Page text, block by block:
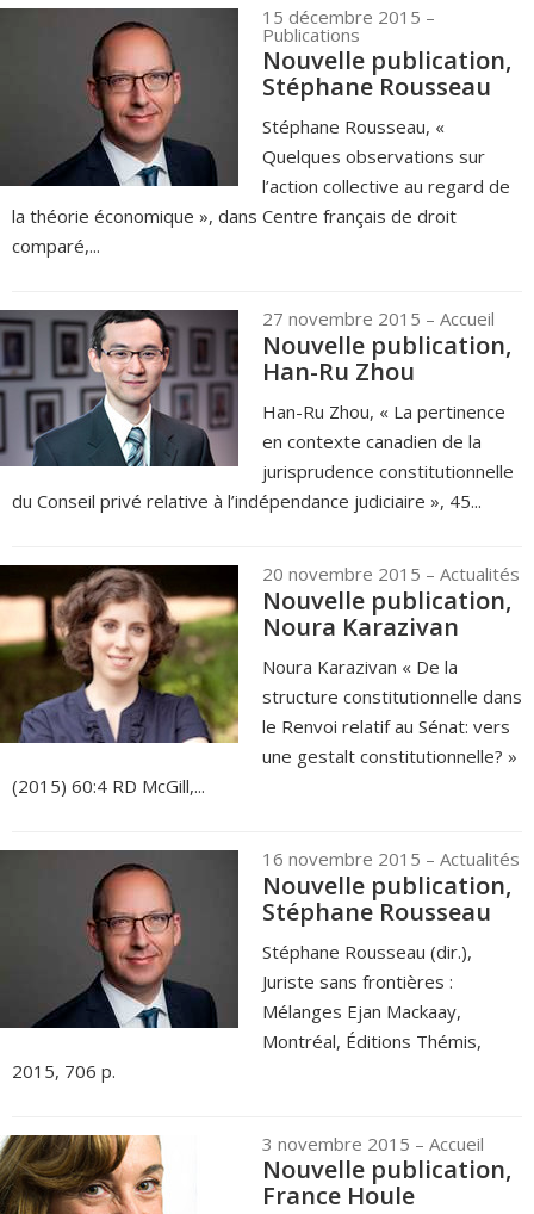
15 décembre 2015 –
Publications
Nouvelle publication,
Stéphane Rousseau
Stéphane Rousseau, «
Quelques observations sur
l’action collective au regard de
la théorie économique », dans Centre français de droit
comparé,...
27 novembre 2015 – Accueil
Nouvelle publication,
Han-Ru Zhou
Han-Ru Zhou, « La pertinence
en contexte canadien de la
jurisprudence constitutionnelle
du Conseil privé relative à l’indépendance judiciaire », 45...
20 novembre 2015 – Actualités
Nouvelle publication,
Noura Karazivan
Noura Karazivan « De la
structure constitutionnelle dans
le Renvoi relatif au Sénat: vers
une gestalt constitutionnelle? »
(2015) 60:4 RD McGill,...
16 novembre 2015 – Actualités
Nouvelle publication,
Stéphane Rousseau
Stéphane Rousseau (dir.),
Juriste sans frontières :
Mélanges Ejan Mackaay,
Montréal, Éditions Thémis,
2015, 706 p.
3 novembre 2015 – Accueil
Nouvelle publication,
France Houle